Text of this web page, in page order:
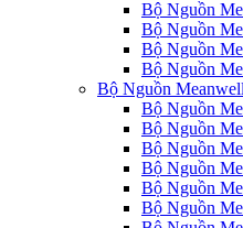
Bộ Nguồn
Bộ Nguồn
Bộ Nguồn
Bộ Nguồn
Bộ Nguồn
Bộ Nguồn
Bộ Nguồn
Bộ Nguồn
Bộ Nguồn
Bộ Nguồn
Bộ Nguồn